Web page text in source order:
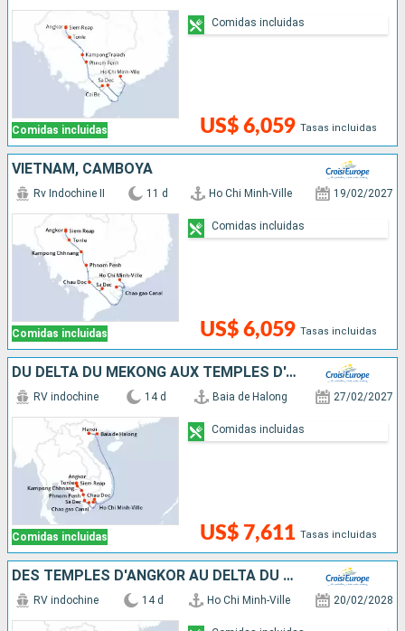
Comidas incluidas US$ 6,059 Tasas incluidas
Comidas incluidas
VIETNAM, CAMBOYA
Comidas incluidas
Rv Indochine II 11 d Ho Chi Minh-Ville 19/02/2027
US$ 6,059 Tasas incluidas
Comidas incluidas
DU DELTA DU MÉKONG AUX TEMPLES D'ANGKOR, HANOÏ ET LA BAIE D'ALONG (FORMULE PORT/PORT)
Comidas incluidas
RV indochine 14 d Baia de Halong 27/02/2027
US$ 7,611 Tasas incluidas
Comidas incluidas
DES TEMPLES D'ANGKOR AU DELTA DU MÉKONG, HANOÏ ET LA BAIE D'ALONG (FORMULE PORT/PORT)
RV indochine 14 d Ho Chi Minh-Ville 20/02/2028